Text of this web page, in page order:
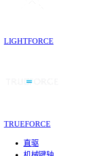
LIGHTFORCE
TRUEFORCE
直驱